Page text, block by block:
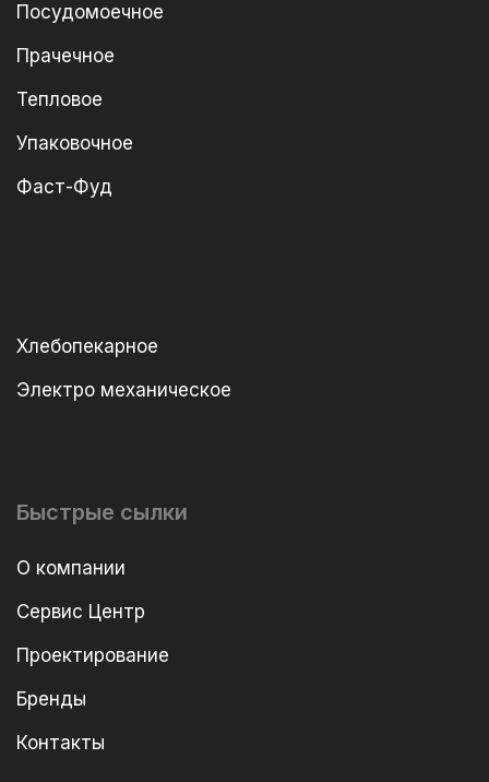
Посудомоечное
Прачечное
Тепловое
Упаковочное
Фаст-Фуд
Хлебопекарное
Электро механическое
Быстрые сылки
О компании
Сервис Центр
Проектирование
Бренды
Контакты